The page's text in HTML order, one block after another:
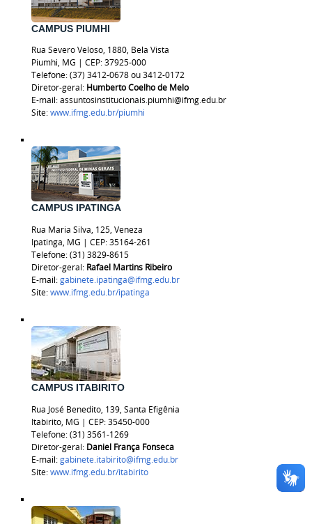
CAMPUS PIUMHI
Rua Severo Veloso, 1880, Bela Vista
Piumhi, MG | CEP: 37925-000
Telefone: (37) 3412-0678 ou 3412-0172
Diretor-geral: Humberto Coelho de Melo
E-mail: assuntosinstitucionais.piumhi@ifmg.edu.br
Site:www.ifmg.edu.br/piumhi
CAMPUS IPATINGA
Rua Maria Silva, 125, Veneza
Ipatinga, MG | CEP: 35164-261
Telefone: (31) 3829-8615
Diretor-geral: Rafael Martins Ribeiro
E-mail:gabinete.ipatinga@ifmg.edu.br
Site:www.ifmg.edu.br/ipatinga
CAMPUS ITABIRITO
Rua José Benedito, 139, Santa Efigênia
Itabirito, MG | CEP: 35450-000
Telefone: (31) 3561-1269
Diretor-geral: Daniel França Fonseca
E-mail:gabinete.itabirito@ifmg.edu.br
Site:www.ifmg.edu.br/itabirito